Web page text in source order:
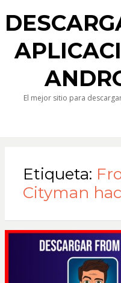
El mejor sitio para
Etiqueta:
Cityman